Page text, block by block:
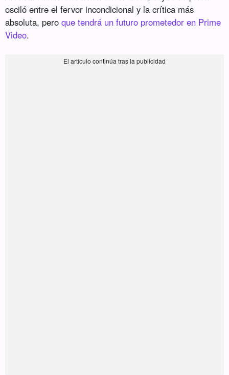
osciló entre el fervor incondicional y la crítica más
absoluta, peroque tendrá un futuro prometedor en Prime
Video.